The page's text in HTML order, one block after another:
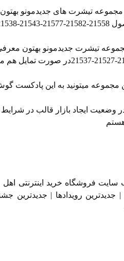
مجموعه تیشرت های جدیدمونو
ما را […]
تیشرت جدیدمونو بهتون
مجموعه میتونید به این پادکست
وضعیت ایجاد بازار قالب در
فروشگاه خرید اینترنتی اهل
رویدادها | جدیدترین